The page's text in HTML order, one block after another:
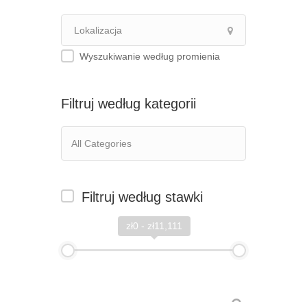
Wyszukiwanie według promienia
Filtruj według kategorii
Filtruj według stawki
zł0 - zł11,111